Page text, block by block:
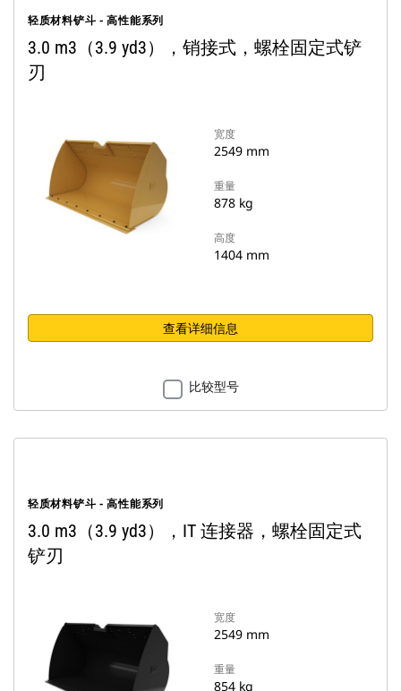
轻质材料铲斗 - 高性能系列
3.0 m3（3.9 yd3），销接式，螺栓固定式铲
刃
宽度
2549 mm
重量
878 kg
高度
1404 mm
查看详细信息
比较型号
轻质材料铲斗 - 高性能系列
3.0 m3（3.9 yd3），IT 连接器，螺栓固定式
铲刃
宽度
2549 mm
重量
854 kg